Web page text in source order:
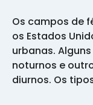
Os campos de
os Estados
urbanas.
noturnos e
diurnos. Os